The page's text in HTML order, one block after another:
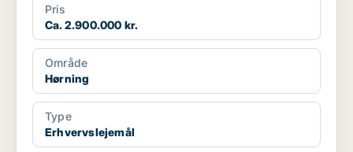
Pris
Ca. 2.900.000 kr.
Område
Hørning
Type
Erhvervslejemål